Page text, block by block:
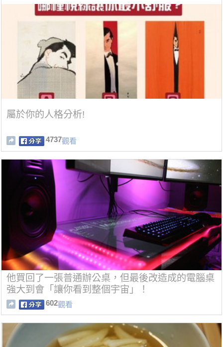
屬於你的人格分析!
4737觀看
他買回了一張普通辦公桌，但最後改造成的電腦桌
強大到會「讓你看到整個宇宙」！
602觀看